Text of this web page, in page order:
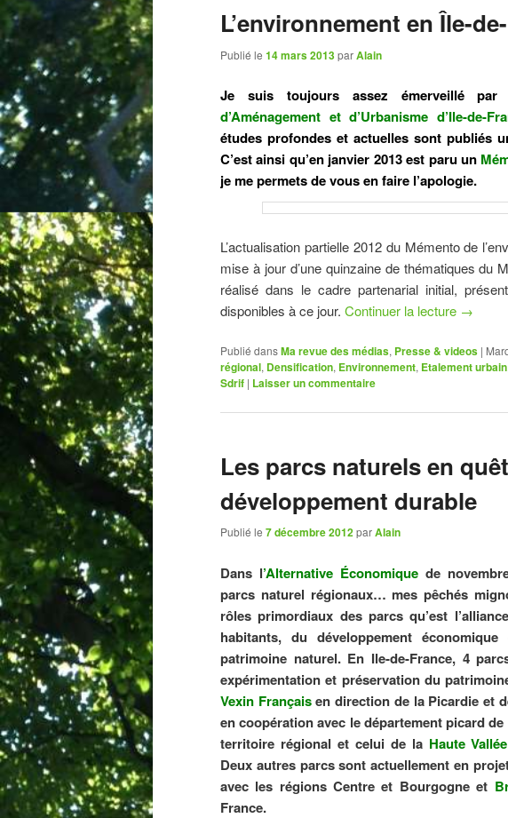
L’environnement en Île-
Publié le 14 mars 2013parAlain
Je suis toujours assez émerveillé
d’Aménagement et d’Urbanisme d’Ile-de-
études profondes et actuelles sont publiés
C’est ainsi qu’en janvier 2013 est paru un
je me permets de vous en faire l’apologie.
L’actualisation partielle 2012 du Mémento de
mise à jour d’une quinzaine de thématiques du
réalisé dans le cadre partenarial initial,
disponibles à ce jour. Continuer la lecture →
Publié dansMa revue des médias, Presse & videos |
régional, Densification, Environnement, Etalement urbain
Sdrif | Laisser un commentaire
Les parcs naturels en
développement durable
Publié le 7 décembre 2012parAlain
Dans l’Alternative Économique de
parcs naturel régionaux… mes pêchés
rôles primordiaux des parcs qu’est
habitants, du développement
patrimoine naturel. En Ile-de-France, 4
expérimentation et préservation du
Vexin Françaisen direction de la Picardie et
en coopération avec le département picard de
territoire régional et celui de la Haute
Deux autres parcs sont actuellement en
avec les régions Centre et Bourgogne et
France.